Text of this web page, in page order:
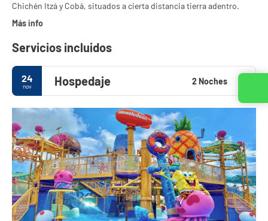
Chichén Itzá y Cobá, situados a cierta distancia tierra adentro.
Más info
Servicios incluidos
24
nov Hospedaje 2 Noches
Contacta con nosotros